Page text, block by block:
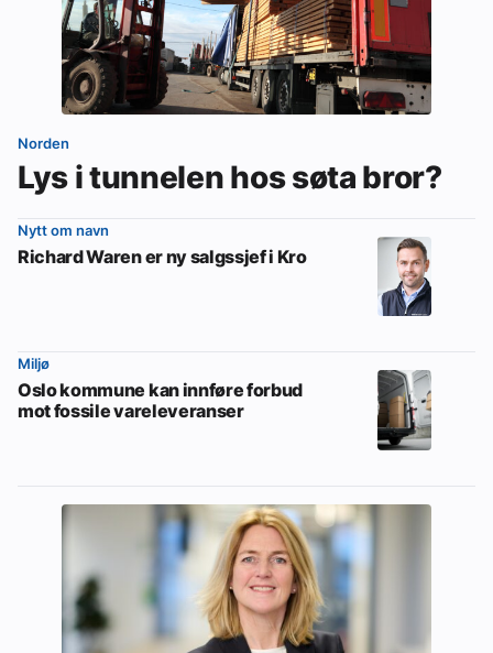
Norden
Lys i tunnelen hos søta bror?
Nytt om navn
Richard Waren er ny salgssjef i Kro
Miljø
Oslo kommune kan innføre forbud
mot fossile vareleveranser